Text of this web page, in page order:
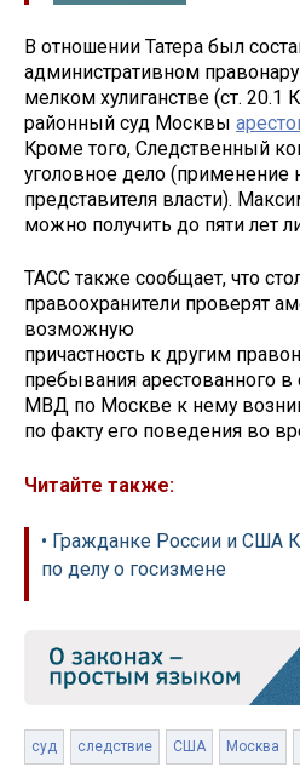
В отношении Татера был
административном
мелком хулиганстве (ст.
районный суд Москвы
Кроме того, Следственный
уголовное дело (применение
представителя власти).
можно получить до пяти лет
ТАСС также сообщает, что
правоохранители проверят
возможную
причастность к другим
пребывания арестованного
МВД по Москве к нему
по факту его поведения во
Читайте также:
• Гражданке России и США
по делу о госизмене
суд следствие США Москва